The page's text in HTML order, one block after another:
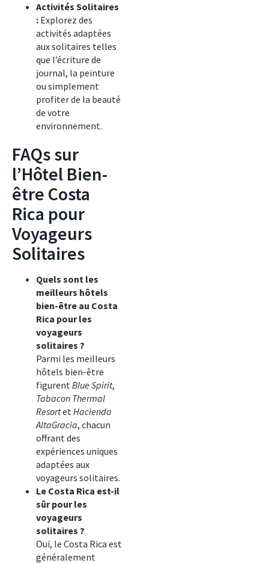
Activités Solitaires
: Explorez des
activités adaptées
aux solitaires telles
que l’écriture de
journal, la peinture
ou simplement
profiter de la beauté
de votre
environnement.
FAQs sur
l’Hôtel Bien-
être Costa
Rica pour
Voyageurs
Solitaires
Quels sont les
meilleurs hôtels
bien-être au Costa
Rica pour les
voyageurs
solitaires ?
Parmi les meilleurs
hôtels bien-être
figurentBlue Spirit,
Tabacon Thermal
ResortetHacienda
AltaGracia, chacun
offrant des
expériences uniques
adaptées aux
voyageurs solitaires.
Le Costa Rica est-il
sûr pour les
voyageurs
solitaires ?
Oui, le Costa Rica est
généralement